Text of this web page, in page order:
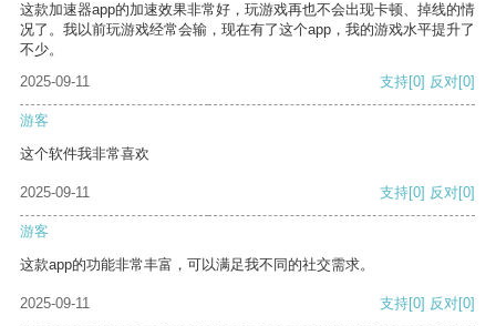
这款加速器app的加速效果非常好，玩游戏再也不会出现卡顿、掉线的情
况了。我以前玩游戏经常会输，现在有了这个app，我的游戏水平提升了
不少。
2025-09-11
支持[0] 反对[0]
游客
这个软件我非常喜欢
2025-09-11 支持[0] 反对[0]
游客
这款app的功能非常丰富，可以满足我不同的社交需求。
2025-09-11 支持[0] 反对[0]